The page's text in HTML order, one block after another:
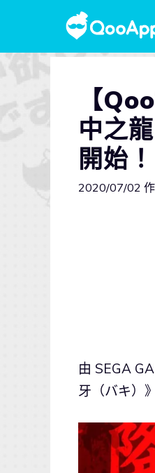
【
中之
開始！
2020/07/02
由 SEGA
牙（バキ）